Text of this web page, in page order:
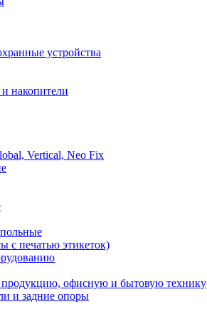
устройства
накопители
Vertical, Neo Fix
с печатью этикеток)
офисную и бытовую технику
и задние опоры